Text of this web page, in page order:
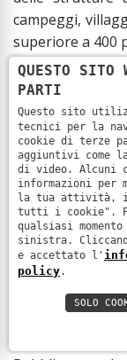
campeggi,
superiore a 400
La nuova
precedente.
Il Decreto non
regola con gli
dell'interno del
pianificato
della vecchia
QUESTO
PARTI
Questo sito
tecnici per la
cookie di terze
aggiuntivi come
di video. Alcuni
informazioni per
la tua attività,
tutti i cookie".
qualsiasi
sinistra.
e accettato l'
policy.
SOLO